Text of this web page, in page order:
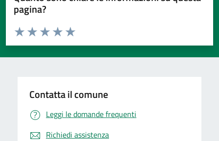
pagina?
Valuta da 1 a 5 stelle la pagina
Valuta 5 stelle su 5
Valuta 4 stelle su 5
Valuta 3 stelle su 5
Valuta 2 stelle su 5
Valuta 1 stelle su 5
Contatta il comune
Leggi le domande frequenti
Richiedi assistenza